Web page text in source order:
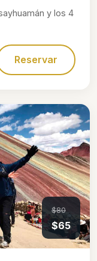
y los 4
Reservar
$80
$65